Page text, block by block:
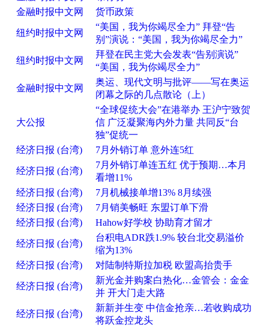
金融时报中文网
货币政策
纽约时报中文网
“美国，我为你竭尽全力” 拜登“告
别”演说：“美国，我为你竭尽全力”
纽约时报中文网
拜登在民主党大会发表“告别演说”
“美国，我为你竭尽全力”
金融时报中文网
奥运、现代文明与批评——写在奥运
闭幕之际的几点散论（上）
大公报
“全球促统大会”在港举办 王沪宁致贺
信 广泛凝聚海内外力量 共同反“台
独”促统一
经济日报 (台湾)
7月外销订单 意外连5红
经济日报 (台湾)
7月外销订单连五红 优于预期…本月
看增11%
经济日报 (台湾)
7月机械接单增13% 8月续强
经济日报 (台湾)
7月销美畅旺 东盟订单下滑
经济日报 (台湾)
Hahow好学校 协助育才留才
经济日报 (台湾)
台积电ADR跌1.9% 较台北交易溢价
缩为13%
经济日报 (台湾)
对陆制特斯拉加税 欧盟高抬贵手
经济日报 (台湾)
新光金并购案白热化…金管会：金金
并 开大门走大路
经济日报 (台湾)
新新并生变 中信金抢亲…若收购成功
将跃金控龙头